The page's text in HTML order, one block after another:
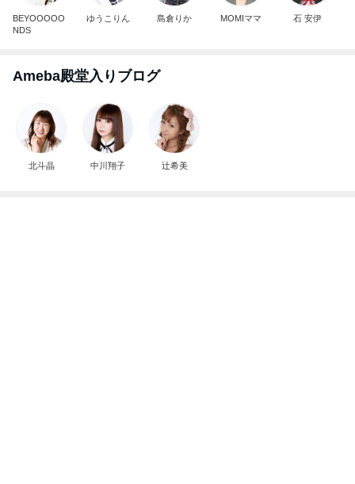
BEYOOOOO
NDS
ゆうこりん 島倉りか MOMIママ 石 安伊
Ameba殿堂入りブログ
北斗晶 中川翔子 辻希美